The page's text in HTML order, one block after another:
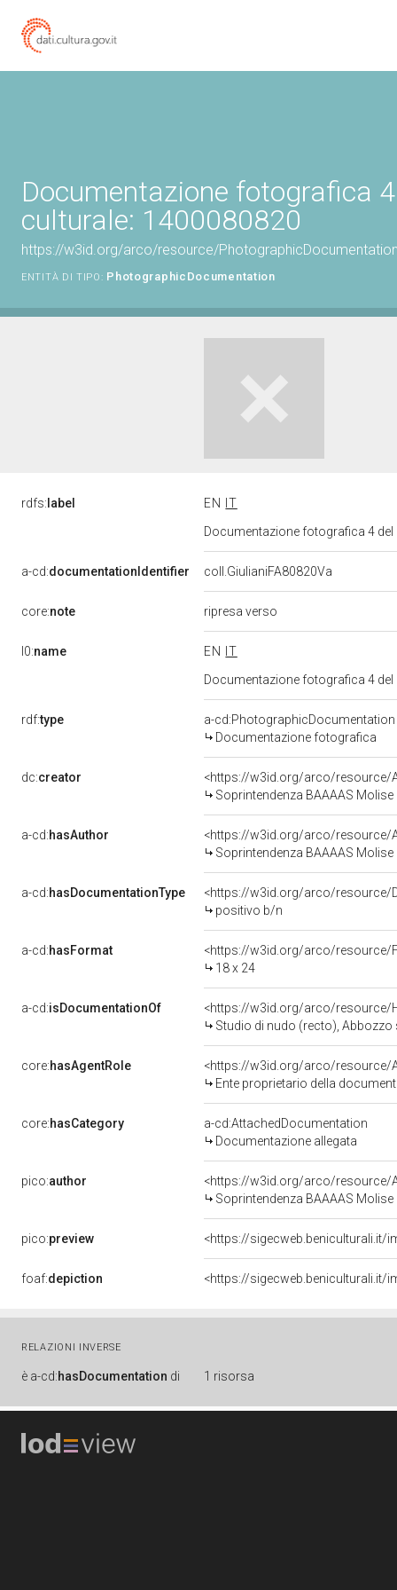
Documentazione fotografica
culturale: 1400080820
https://w3id.org/arco/resource/
ENTITÀ DI TIPO: PhotographicDocumentation
rdfs: label EN
IT
Documentazione fotografica 4
a-cd:documentationIdentifier coll.GiulianiFA80820Va
core:note ripresa verso
l0:name EN
IT
Documentazione fotografica 4
rdf:type
a-cd:PhotographicDocumentation
Documentazione fotografica
dc:creator
<https://w3id.org/arco/resource/
Soprintendenza BAAAAS Molise
a-cd:hasAuthor
<https://w3id.org/arco/resource/
Soprintendenza BAAAAS Molise
a-cd:hasDocumentationType
<https://w3id.org/arco/resource/
positivo b/n
a-cd:hasFormat
<https://w3id.org/arco/resource/
18 x 24
a-cd:isDocumentationOf
<https://w3id.org/arco/resource/
Studio di nudo (recto), Abbozzo
core:hasAgentRole
Ente proprietario della
core:hasCategory
a-cd:AttachedDocumentation
Documentazione allegata
pico:author
<https://w3id.org/arco/resource/
Soprintendenza BAAAAS Molise
pico:preview <https://sigecweb.beniculturali.it/
foaf:depiction <https://sigecweb.beniculturali.it/
RELAZIONI INVERSE
è a-cd:hasDocumentation di 1 risorsa